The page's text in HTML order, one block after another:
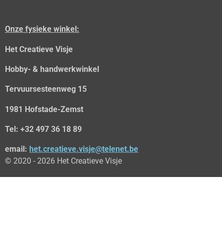
k
Onze fysieke winkel:
Het Creatieve Visje
Hobby- & handwerkwinkel
Tervuursesteenweg 15
1981 Hofstade-Zemst
Tel: +32 497 36 18 89
email: het.creatieve.visje@telenet.be
© 2020 - 2026 Het Creatieve Visje